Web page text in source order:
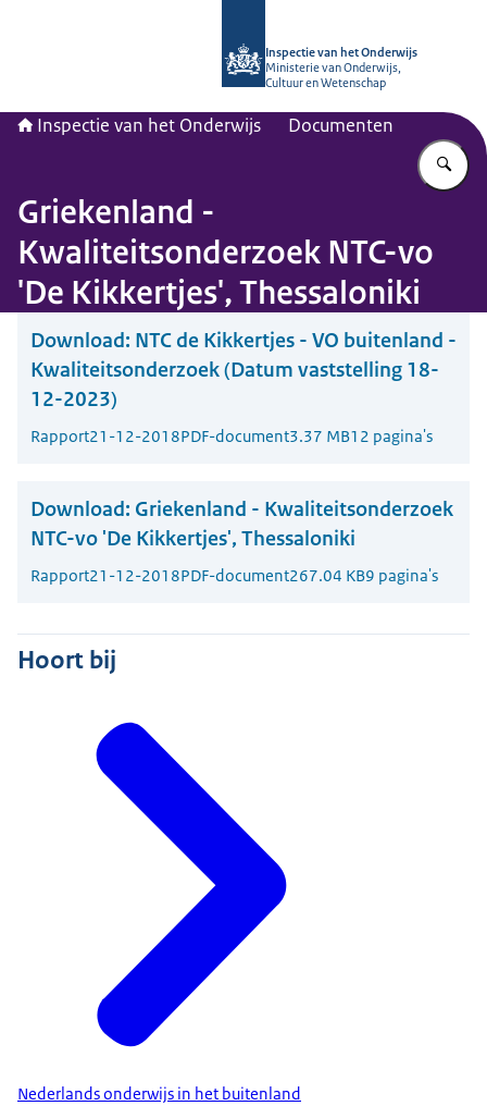
Inspectie van het Onderwijs
Ministerie van Onderwijs,
Cultuur en Wetenschap
Inspectie van het Onderwijs Documenten
Griekenland -
Kwaliteitsonderzoek NTC-vo
'De Kikkertjes', Thessaloniki
Download: NTC de Kikkertjes - VO buitenland -
Kwaliteitsonderzoek (Datum vaststelling 18-
12-2023)
Rapport21-12-2018PDF-document3.37 MB12 pagina's
Download: Griekenland - Kwaliteitsonderzoek
NTC-vo 'De Kikkertjes', Thessaloniki
Rapport21-12-2018PDF-document267.04 KB9 pagina's
Hoort bij
Nederlands onderwijs in het buitenland